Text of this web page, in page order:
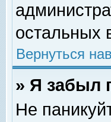
остальных
Вернуться
» Я забыл
Не